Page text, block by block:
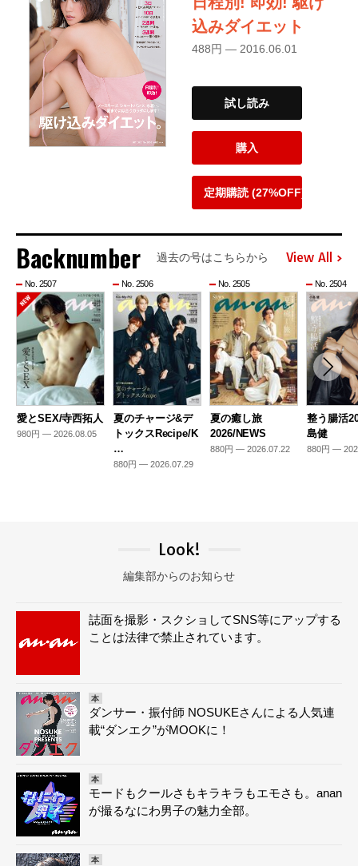
込みダイエット
488円 — 2016.06.01
試し読み
購入
定期購読 (27%OFF)
Backnumber 過去の号はこちらから View All
No. 2507
愛とSEX/寺西拓人
980円 — 2026.08.05
No. 2506
夏のチャージ&デ
トックスRecipe/K
…
880円 — 2026.07.29
No. 2505
夏の癒し旅
2026/NEWS
880円 — 2026.07.22
No. 2504
整う腸活
島健
880円 —
Look!
編集部からのお知らせ
誌面を撮影・スクショしてSNS等にアップする
ことは法律で禁止されています。
本
ダンサー・振付師 NOSUKEさんによる人気連
載“ダンエク”がMOOKに！
本
モードもクールさもキラキラもエモさも。anan
が撮るなにわ男子の魅力全部。
本